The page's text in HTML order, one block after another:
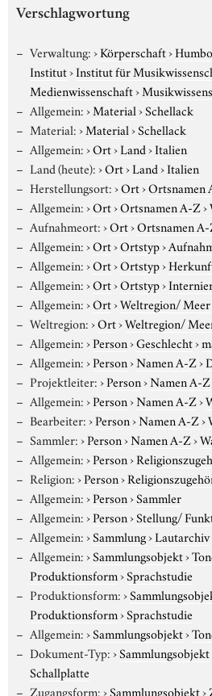
Verschlagwortung
Verwaltung:›Körperschaft›
Institut›Institut für
Medienwissenschaft›
Allgemein:›Material›Schellack
Material:›Material›Schellack
Allgemein:›Ort›Land›Italien
Land (heute):›Ort›Land›Italien
Herstellungsort:›Ort›Ortsnamen
Allgemein:›Ort›Ortsnamen A-Z›
Aufnahmeort:›Ort›Ortsnamen
Allgemein:›Ort›Ortstyp›
Allgemein:›Ort›Ortstyp›
Allgemein:›Ort›Ortstyp›
Allgemein:›Ort›Weltregion/ Meer
Weltregion:›Ort›Weltregion/
Allgemein:›Person›Geschlecht›
Allgemein:›Person›Namen A-Z›
Projektleiter:›Person›Namen A-Z
Allgemein:›Person›Namen A-Z›
Bearbeiter:›Person›Namen A-Z›
Sammler:›Person›Namen A-Z›
Allgemein:›Person›
Religion:›Person›
Allgemein:›Person›Sammler
Allgemein:›Person›Stellung/
Allgemein:›Sammlung›Lautarchiv
Allgemein:›Sammlungsobjekt›
Produktionsform›Sprachstudie
Produktionsform:›
Produktionsform›Sprachstudie
Allgemein:›Sammlungsobjekt›
Dokument-Typ:›Sammlungsobjekt
Schallplatte
Zugangsform:›Sammlungsobjekt›